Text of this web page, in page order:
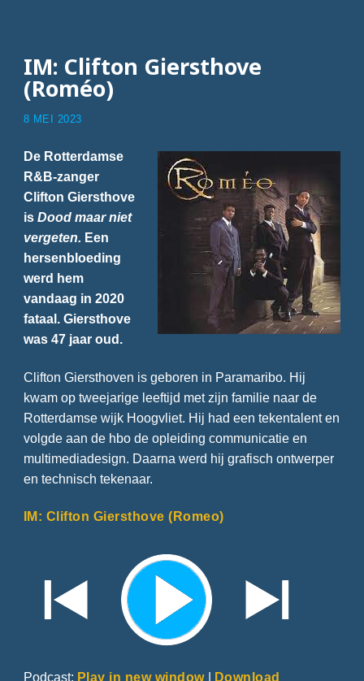
IM: Clifton Giersthove
(Roméo)
8 MEI 2023
De Rotterdamse
R&B-zanger
Clifton Giersthove
is Dood maar niet
vergeten. Een
hersenbloeding
werd hem
vandaag in 2020
fataal. Giersthove
was 47 jaar oud.
Clifton Giersthoven is geboren in Paramaribo. Hij
kwam op tweejarige leeftijd met zijn familie naar de
Rotterdamse wijk Hoogvliet. Hij had een tekentalent en
volgde aan de hbo de opleiding communicatie en
multimediadesign. Daarna werd hij grafisch ontwerper
en technisch tekenaar.
IM: Clifton Giersthove (Romeo)
Podcast: Play in new window| Download